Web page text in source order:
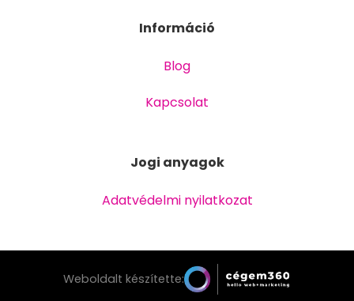
Információ
Blog
Kapcsolat
Jogi anyagok
Adatvédelmi nyilatkozat
Weboldalt készítette: